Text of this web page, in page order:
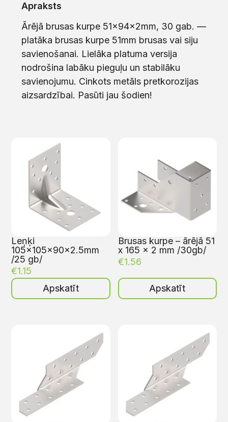
Apraksts
Ārējā brusas kurpe 51x94x2mm, 30 gab. —
platāka brusas kurpe 51mm brusas vai siju
savienošanai. Lielāka platuma versija
nodrošina labāku pieguļu un stabilāku
savienojumu. Cinkots metāls pretkorozijas
aizsardzībai. Pasūti jau šodien!
Leņķi
105x105x90x2.5mm
/25 gb/
€1.15
Apskatīt
Brusas kurpe – ārējā 51
x 165 x 2 mm /30gb/
€1.56
Apskatīt